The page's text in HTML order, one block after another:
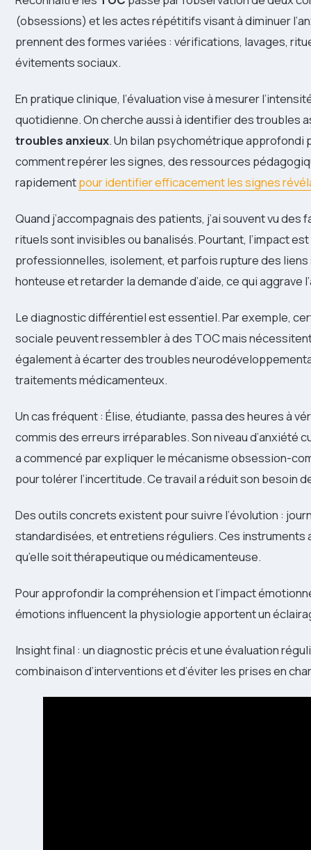
(obsessions) et les actes répétitifs visant à diminuer
prennent des formes variées : vérifications, lavages,
évitements sociaux.
En pratique clinique, l’évaluation vise à mesurer
quotidienne. On cherche aussi à identifier des troubles
troubles anxieux. Un bilan psychométrique approfondi
comment repérer les signes, des ressources
rapidementpour identifier efficacement les signes
Quand j’accompagnais des patients, j’ai souvent vu
rituels sont invisibles ou banalisés. Pourtant, l’impact
professionnelles, isolement, et parfois rupture des
honteuse et retarder la demande d’aide, ce qui aggrave
Le diagnostic différentiel est essentiel. Par exemple,
sociale peuvent ressembler à des TOC mais
également à écarter des troubles
traitements médicamenteux.
Un cas fréquent : Élise, étudiante, passa des heures à
commis des erreurs irréparables. Son niveau d’anxiété
a commencé par expliquer le mécanisme obsession-
pour tolérer l’incertitude. Ce travail a réduit son besoin
Des outils concrets existent pour suivre l’évolution :
standardisées, et entretiens réguliers. Ces instruments
qu’elle soit thérapeutique ou médicamenteuse.
Pour approfondir la compréhension et l’impact
émotions influencent la physiologie apportent un
Insight final : un diagnostic précis et une évaluation
combinaison d’interventions et d’éviter les prises en